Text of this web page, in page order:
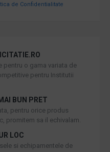
de Confidentialitate
pentru o gama variata de
pentru Institutii
BUN PRET
pentru orice produs
promitem sa il echivalam.
LOC
si echipamentele de